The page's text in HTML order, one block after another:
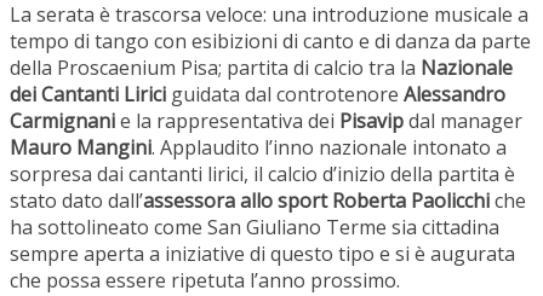
La serata è trascorsa veloce: una introduzione musicale a
tempo di tango con esibizioni di canto e di danza da parte
della Proscaenium Pisa; partita di calcio tra la Nazionale
dei Cantanti Lirici guidata dal controtenore Alessandro
Carmignanie la rappresentativa dei Pisavipdal manager
Mauro Mangini. Applaudito l’inno nazionale intonato a
sorpresa dai cantanti lirici, il calcio d’inizio della partita è
stato dato dall’assessora allo sport Roberta Paolicchiche
ha sottolineato come San Giuliano Terme sia cittadina
sempre aperta a iniziative di questo tipo e si è augurata
che possa essere ripetuta l’anno prossimo.